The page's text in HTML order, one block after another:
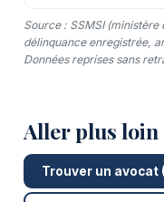
Source : SSMSI (ministère
délinquance enregistrée,
Données reprises sans
Aller plus loin
Trouver un avocat